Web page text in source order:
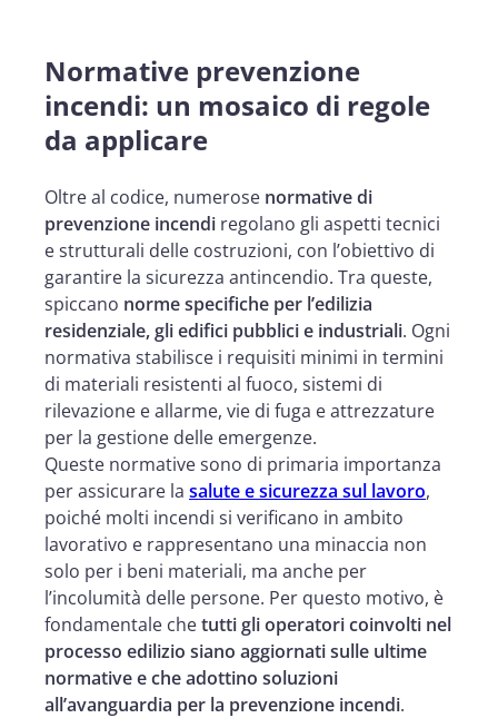
Normative prevenzione
incendi: un mosaico di regole
da applicare
Oltre al codice, numerose normative di
prevenzione incendi regolano gli aspetti tecnici
e strutturali delle costruzioni, con l’obiettivo di
garantire la sicurezza antincendio. Tra queste,
spiccano norme specifiche per l’edilizia
residenziale, gli edifici pubblici e industriali. Ogni
normativa stabilisce i requisiti minimi in termini
di materiali resistenti al fuoco, sistemi di
rilevazione e allarme, vie di fuga e attrezzature
per la gestione delle emergenze.
Queste normative sono di primaria importanza
per assicurare la salute e sicurezza sul lavoro,
poiché molti incendi si verificano in ambito
lavorativo e rappresentano una minaccia non
solo per i beni materiali, ma anche per
l’incolumità delle persone. Per questo motivo, è
fondamentale chetutti gli operatori coinvolti nel
processo edilizio siano aggiornati sulle ultime
normative e che adottino soluzioni
all’avanguardia per la prevenzione incendi.